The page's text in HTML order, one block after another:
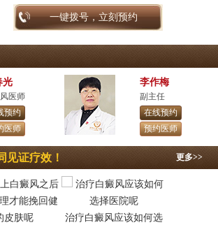
一键拨号，立刻预约
光
医师
预约
医师
李作梅
副主任
在线预约
预约医师
更多>>
见证疗效！
治疗白癜风应该如何选